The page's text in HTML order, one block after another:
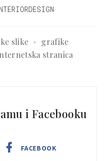
slike
grafike
stranica
i Facebooku
FACEBOOK